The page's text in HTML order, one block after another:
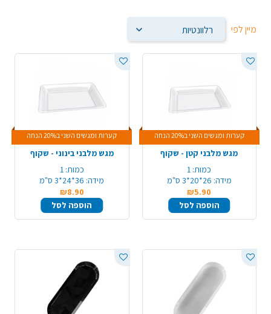
מיין לפי
קערות ומגשים השני ב20% הנחה
מגש מלבני קטן - שקוף
כמות: 1
מידה: 26*20*3 ס"מ
₪5.90
הוספה לסל
קערות ומגשים השני ב20% הנחה
מגש מלבני בינוני - שקוף
כמות: 1
מידה: 36*24*3 ס"מ
₪8.90
הוספה לסל